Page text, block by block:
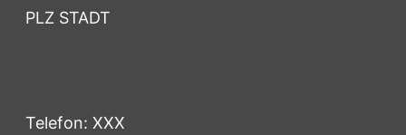
PLZ STADT
Telefon: XXX